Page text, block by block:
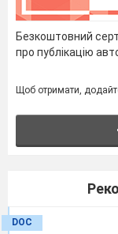
Безкоштовний
про публікацію
Щоб отримати,
DOC